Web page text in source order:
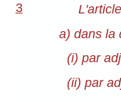
3
a) dans la
(i) par
(ii) par